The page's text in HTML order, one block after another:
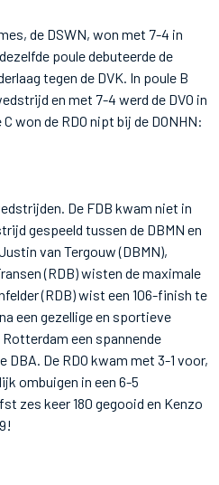
de DSWN, won met 7-4 in
poule debuteerde de
tegen de DVK. In poule B
en met 7-4 werd de DVO in
won de RDO nipt bij de DONHN:
De FDB kwam niet in
gespeeld tussen de DBMN en
van Tergouw (DBMN),
(RDB) wisten de maximale
(RDB) wist een 106-finish te
een gezellige en sportieve
een spannende
DBA. De RDO kwam met 3-1 voor,
ombuigen in een 6-5
zes keer 180 gegooid en Kenzo